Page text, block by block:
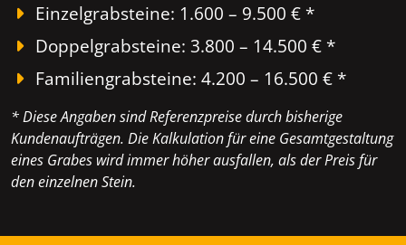
Einzelgrabsteine: 1.600 – 9.500 € *
Doppelgrabsteine: 3.800 – 14.500 € *
Familiengrabsteine: 4.200 – 16.500 € *
* Diese Angaben sind Referenzpreise durch bisherige
Kundenaufträgen. Die Kalkulation für eine Gesamtgestaltung
eines Grabes wird immer höher ausfallen, als der Preis für
den einzelnen Stein.